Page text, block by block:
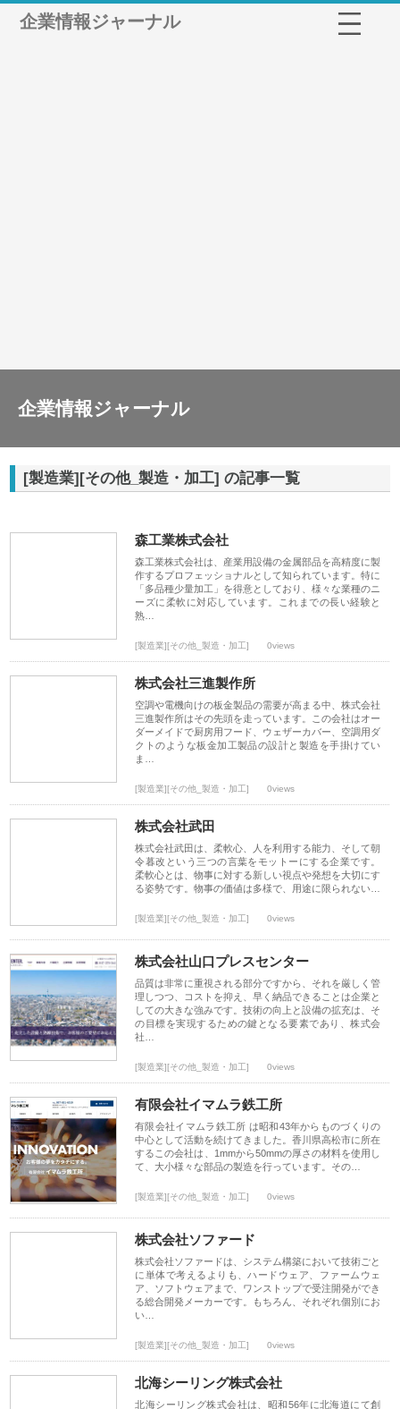
企業情報ジャーナル
企業情報ジャーナル
[製造業][その他_製造・加工] の記事一覧
森工業株式会社
森工業株式会社は、産業用設備の金属部品を高精度に製
作するプロフェッショナルとして知られています。特に
「多品種少量加工」を得意としており、様々な業種のニ
ーズに柔軟に対応しています。これまでの長い経験と
熟…
[製造業][その他_製造・加工] 0views
株式会社三進製作所
空調や電機向けの板金製品の需要が高まる中、株式会社
三進製作所はその先頭を走っています。この会社はオー
ダーメイドで厨房用フード、ウェザーカバー、空調用ダ
クトのような板金加工製品の設計と製造を手掛けてい
ま…
[製造業][その他_製造・加工] 0views
株式会社武田
株式会社武田は、柔軟心、人を利用する能力、そして朝
令暮改という三つの言葉をモットーにする企業です。
柔軟心とは、物事に対する新しい視点や発想を大切にす
る姿勢です。物事の価値は多様で、用途に限られない…
[製造業][その他_製造・加工] 0views
株式会社山口プレスセンター
品質は非常に重視される部分ですから、それを厳しく管
理しつつ、コストを抑え、早く納品できることは企業と
しての大きな強みです。技術の向上と設備の拡充は、そ
の目標を実現するための鍵となる要素であり、株式会
社…
[製造業][その他_製造・加工] 0views
有限会社イマムラ鉄工所
有限会社イマムラ鉄工所 は昭和43年からものづくりの
中心として活動を続けてきました。香川県高松市に所在
するこの会社は、1mmから50mmの厚さの材料を使用し
て、大小様々な部品の製造を行っています。その…
[製造業][その他_製造・加工] 0views
株式会社ソファード
株式会社ソファードは、システム構築において技術ごと
に単体で考えるよりも、ハードウェア、ファームウェ
ア、ソフトウェアまで、ワンストップで受注開発ができ
る総合開発メーカーです。もちろん、それぞれ個別にお
い…
[製造業][その他_製造・加工] 0views
北海シーリング株式会社
北海シーリング株式会社は、昭和56年に北海道にて創